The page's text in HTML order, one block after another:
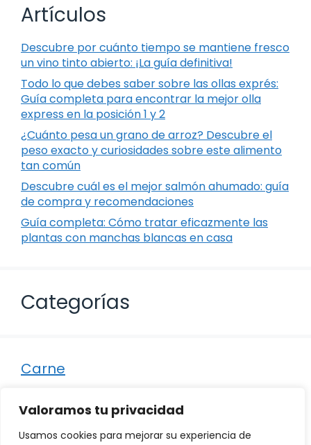
Valoramos tu privacidad
Usamos cookies para mejorar su experiencia de
Artículos
Descubre por cuánto tiempo se mantiene fresco
un vino tinto abierto: ¡La guía definitiva!
Todo lo que debes saber sobre las ollas exprés:
Guía completa para encontrar la mejor olla
express en la posición 1 y 2
¿Cuánto pesa un grano de arroz? Descubre el
peso exacto y curiosidades sobre este alimento
tan común
Descubre cuál es el mejor salmón ahumado: guía
de compra y recomendaciones
Guía completa: Cómo tratar eficazmente las
plantas con manchas blancas en casa
Categorías
Carne